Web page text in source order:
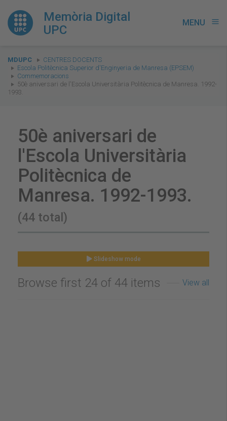
Memòria Digital
UPC
MENU menu
You
are
here:
MDUPC
CENTRES DOCENTS
Escola Politècnica Superior d'Enginyeria de Manresa (EPSEM)
Commemoracions
50è aniversari de l'Escola Universitària Politècnica de Manresa. 1992-
1993.
50è aniversari de
l'Escola Universitària
Politècnica de
Manresa. 1992-1993.
(44 total)
Slideshow mode
Browse first 24 of 44 items View all